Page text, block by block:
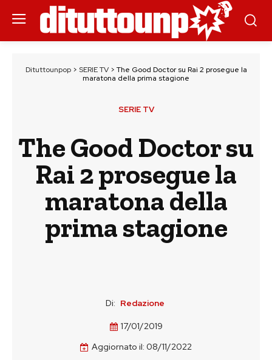
Dituttounpop> SERIE TV> The Good Doctor su Rai 2 prosegue la
maratona della prima stagione
SERIE TV
The Good Doctor su
Rai 2 prosegue la
maratona della
prima stagione
Di: Redazione
17/01/2019
Aggiornato il: 08/11/2022